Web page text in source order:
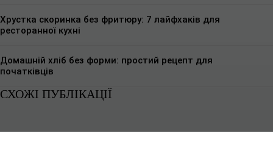
Хрустка скоринка без фритюру: 7 лайфхаків для
ресторанної кухні
Домашній хліб без форми: простий рецепт для
початківців
СХОЖІ ПУБЛІКАЦІЇ